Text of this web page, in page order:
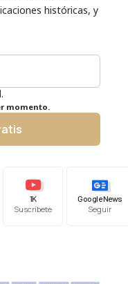
históricas, y
momento.
1K
Suscríbete
Google News
Seguir